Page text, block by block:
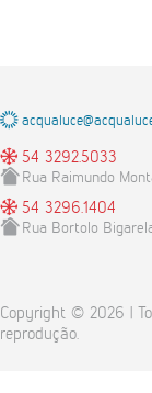
54 3292.5033
Rua Raimundo
54 3296.1404
Rua Bortolo
Copyright © 2026 |
reprodução.